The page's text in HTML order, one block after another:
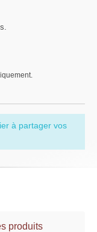
à partager vos
produits